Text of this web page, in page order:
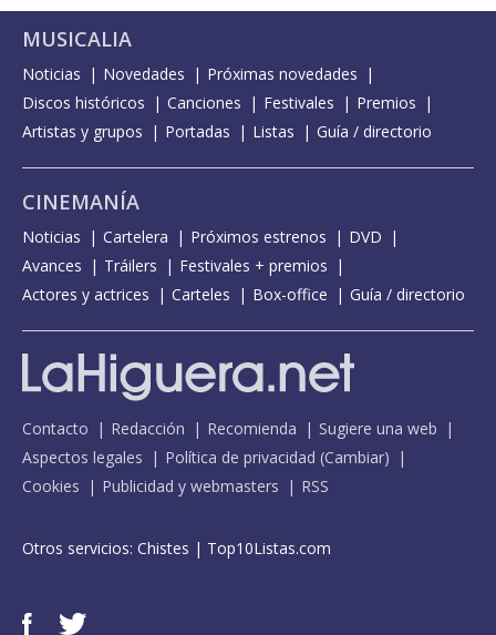
MUSICALIA
Noticias Novedades
Próximas novedades
Discos históricos
Canciones Festivales
Premios
Artistas y grupos
Portadas Listas Guía / directorio
CINEMANÍA
Noticias Cartelera Próximos estrenos
DVD
Avances
Tráilers
Festivales + premios
Actores y actrices
Carteles Box-office Guía / directorio
Contacto Redacción Recomienda
Sugiere una web
Aspectos legales
Política de privacidad (Cambiar)
Cookies
Publicidad y webmasters RSS
Otros servicios: Chistes | Top10Listas.com